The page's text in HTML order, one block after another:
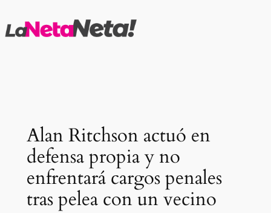
al
Alan Ritchson actuó en
defensa propia y no
enfrentará cargos penales
tras pelea con un vecino